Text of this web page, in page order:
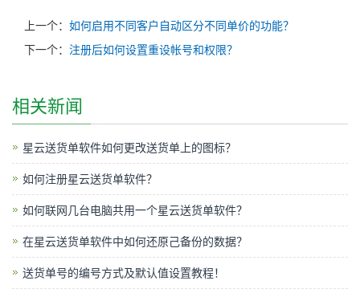
上一个： 如何启用不同客户自动区分不同单价的功能？
下一个： 注册后如何设置重设帐号和权限？
相关新闻
星云送货单软件如何更改送货单上的图标？
如何注册星云送货单软件？
如何联网几台电脑共用一个星云送货单软件？
在星云送货单软件中如何还原己备份的数据？
送货单号的编号方式及默认值设置教程！